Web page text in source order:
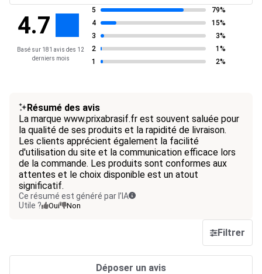
4.7
Basé sur 181 avis des 12
derniers mois
5
79%
4
15%
3
3%
2
1%
1
2%
Résumé des avis
La marque www.prixabrasif.fr est souvent saluée pour
la qualité de ses produits et la rapidité de livraison.
Les clients apprécient également la facilité
d'utilisation du site et la communication efficace lors
de la commande. Les produits sont conformes aux
attentes et le choix disponible est un atout
significatif.
Ce résumé est généré par l’IA
Utile ?
Oui Non
Filtrer
Déposer un avis